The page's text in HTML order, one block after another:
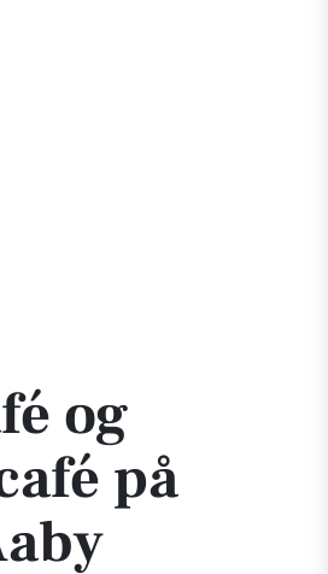
på Nørre Aaby Bibliotek
og
på